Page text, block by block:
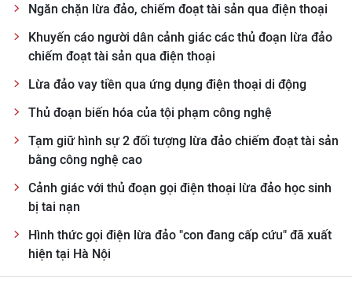
Ngăn chặn lừa đảo, chiếm đoạt tài sản qua điện thoại
Khuyến cáo người dân cảnh giác các thủ đoạn lừa đảo
chiếm đoạt tài sản qua điện thoại
Lừa đảo vay tiền qua ứng dụng điện thoại di động
Thủ đoạn biến hóa của tội phạm công nghệ
Tạm giữ hình sự 2 đối tượng lừa đảo chiếm đoạt tài sản
bằng công nghệ cao
Cảnh giác với thủ đoạn gọi điện thoại lừa đảo học sinh
bị tai nạn
Hình thức gọi điện lừa đảo "con đang cấp cứu" đã xuất
hiện tại Hà Nội